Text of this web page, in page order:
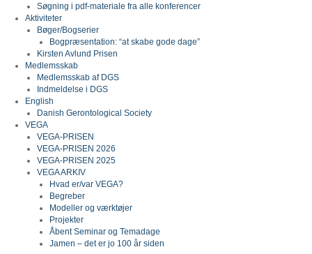
Søgning i pdf-materiale fra alle konferencer
Aktiviteter
Bøger/Bogserier
Bogpræsentation: “at skabe gode dage”
Kirsten Avlund Prisen
Medlemsskab
Medlemsskab af DGS
Indmeldelse i DGS
English
Danish Gerontological Society
VEGA
VEGA-PRISEN
VEGA-PRISEN 2026
VEGA-PRISEN 2025
VEGA ARKIV
Hvad er/var VEGA?
Begreber
Modeller og værktøjer
Projekter
Åbent Seminar og Temadage
Jamen – det er jo 100 år siden